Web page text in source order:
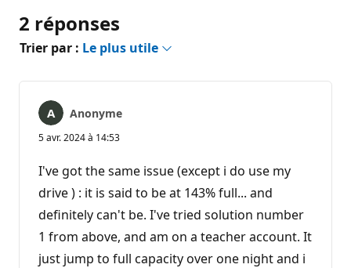
2 réponses
Trier par : Le plus utile
Anonyme
5 avr. 2024 à 14:53
I've got the same issue (except i do use my
drive ) : it is said to be at 143% full... and
definitely can't be. I've tried solution number
1 from above, and am on a teacher account. It
just jump to full capacity over one night and i